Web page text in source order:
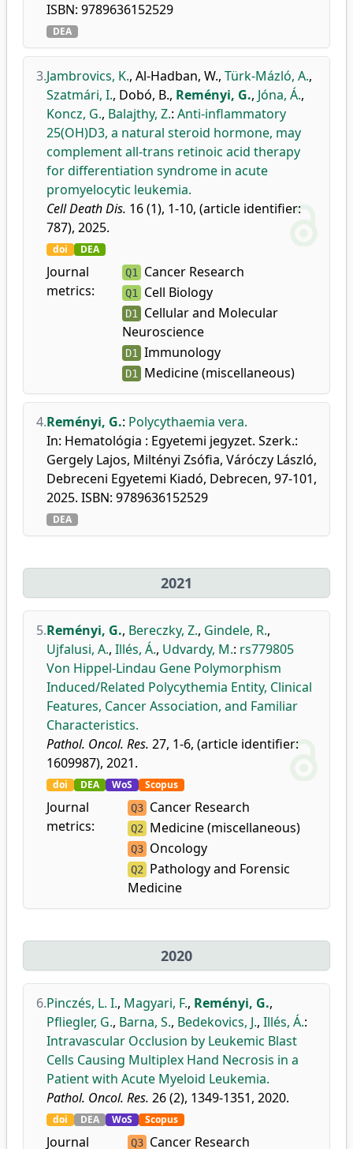
ISBN: 9789636152529
DEA
3.Jambrovics, K., Al-Hadban, W., Türk-Mázló, A.,
Szatmári, I., Dobó, B., Reményi, G., Jóna, Á.,
Koncz, G., Balajthy, Z.: Anti-inflammatory
25(OH)D3, a natural steroid hormone, may
complement all-trans retinoic acid therapy
for differentiation syndrome in acute
promyelocytic leukemia.
Cell Death Dis. 16 (1), 1-10, (article identifier:
787), 2025.
doi DEA
Journal
metrics:
Q1 Cancer Research
Q1 Cell Biology
D1
Cellular and Molecular
Neuroscience
D1 Immunology
D1 Medicine (miscellaneous)
4.Reményi, G.: Polycythaemia vera.
In: Hematológia : Egyetemi jegyzet. Szerk.:
Gergely Lajos, Miltényi Zsófia, Váróczy László,
Debreceni Egyetemi Kiadó, Debrecen, 97-101,
2025. ISBN: 9789636152529
DEA
2021
5.Reményi, G., Bereczky, Z., Gindele, R.,
Ujfalusi, A., Illés, Á., Udvardy, M.: rs779805
Von Hippel-Lindau Gene Polymorphism
Induced/Related Polycythemia Entity, Clinical
Features, Cancer Association, and Familiar
Characteristics.
Pathol. Oncol. Res. 27, 1-6, (article identifier:
1609987), 2021.
doi DEA WoS Scopus
Journal
metrics:
Q3 Cancer Research
Q2 Medicine (miscellaneous)
Q3 Oncology
Q2 Pathology and Forensic
Medicine
2020
6.Pinczés, L. I., Magyari, F., Reményi, G.,
Pfliegler, G., Barna, S., Bedekovics, J., Illés, Á.:
Intravascular Occlusion by Leukemic Blast
Cells Causing Multiplex Hand Necrosis in a
Patient with Acute Myeloid Leukemia.
Pathol. Oncol. Res. 26 (2), 1349-1351, 2020.
doi DEA WoS Scopus
Journal Q3 Cancer Research